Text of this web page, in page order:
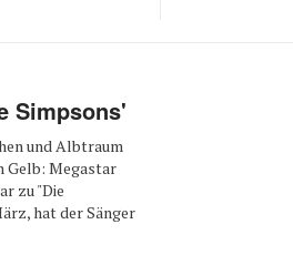
Simpsons'
und Albtraum
Gelb: Megastar
zu "Die
hat der Sänger